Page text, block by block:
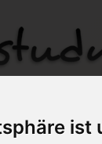
ist
INTR09N-